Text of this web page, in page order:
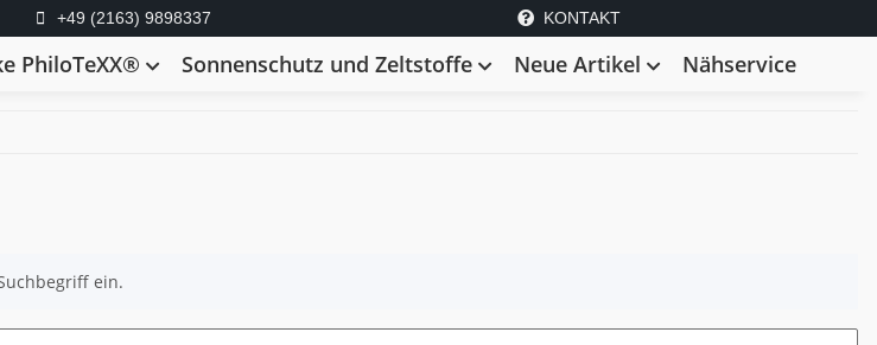
+49 (2163) 9898337 KONTAKT
PhiloTeXX® Sonnenschutz und Zeltstoffe Neue Artikel Nähservice
ein.